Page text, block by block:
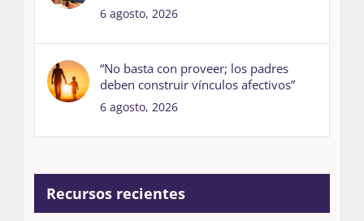
6 agosto, 2026
“No basta con proveer; los padres
deben construir vínculos afectivos”
6 agosto, 2026
Recursos recientes